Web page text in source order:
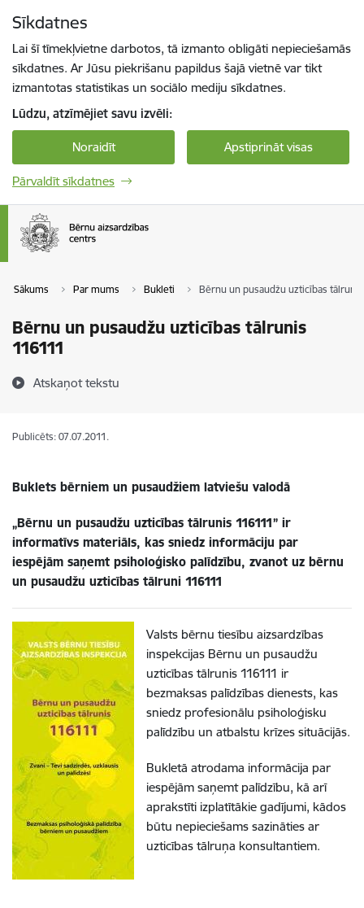
Sīkdatnes
Lai šī tīmekļvietne darbotos, tā izmanto obligāti nepieciešamās
sīkdatnes. Ar Jūsu piekrišanu papildus šajā vietnē var tikt
izmantotas statistikas un sociālo mediju sīkdatnes.
Lūdzu, atzīmējiet savu izvēli:
Noraidīt Apstiprināt visas
Pārvaldīt sīkdatnes
Sākums Par mums Bukleti Bērnu un pusaudžu uzticības tālrunis
Bērnu un pusaudžu uzticības tālrunis
116111
Atskaņot tekstu
Publicēts: 07.07.2011.
Buklets bērniem un pusaudžiem latviešu valodā
„Bērnu un pusaudžu uzticības tālrunis 116111” ir
informatīvs materiāls, kas sniedz informāciju par
iespējām saņemt psiholoģisko palīdzību, zvanot uz bērnu
un pusaudžu uzticības tālruni 116111
Valsts bērnu tiesību aizsardzības
inspekcijas Bērnu un pusaudžu
uzticības tālrunis 116111 ir
bezmaksas palīdzības dienests, kas
sniedz profesionālu psiholoģisku
palīdzību un atbalstu krīzes situācijās.
Bukletā atrodama informācija par
iespējām saņemt palīdzību, kā arī
aprakstīti izplatītākie gadījumi, kādos
būtu nepieciešams sazināties ar
uzticības tālruņa konsultantiem.